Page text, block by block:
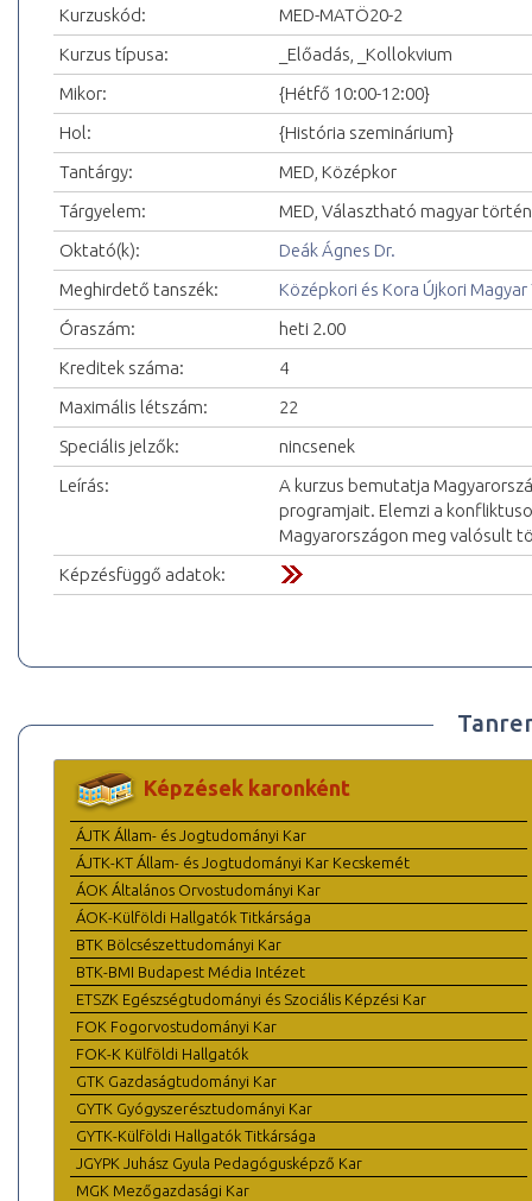
Kurzuskód:
MED-MATÖ20-2
Kurzus típusa:
_Előadás, _Kollokvium
Mikor:
{Hétfő 10:00-12:00}
Hol:
{História szeminárium}
Tantárgy:
MED, Középkor
Tárgyelem:
MED, Választható magyar
Oktató(k):
Deák Ágnes Dr.
Meghirdető tanszék:
Középkori és Kora Újkori
Óraszám:
heti 2.00
Kreditek száma:
4
Maximális létszám:
22
Speciális jelzők:
nincsenek
Leírás:
A kurzus bemutatja
programjait. Elemzi a
Magyarországon meg valósult
Képzésfüggő adatok:
Képzések karonként
ÁJTK Állam- és Jogtudományi Kar
ÁJTK-KT Állam- és Jogtudományi Kar Kecskemét
ÁOK Általános Orvostudományi Kar
ÁOK-Külföldi Hallgatók Titkársága
BTK Bölcsészettudományi Kar
BTK-BMI Budapest Média Intézet
ETSZK Egészségtudományi és Szociális Képzési Kar
FOK Fogorvostudományi Kar
FOK-K Külföldi Hallgatók
GTK Gazdaságtudományi Kar
GYTK Gyógyszerésztudományi Kar
GYTK-Külföldi Hallgatók Titkársága
JGYPK Juhász Gyula Pedagógusképző Kar
MGK Mezőgazdasági Kar